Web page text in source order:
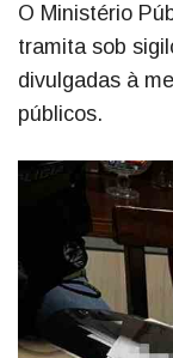
O Ministério
tramita sob
divulgadas à
públicos.